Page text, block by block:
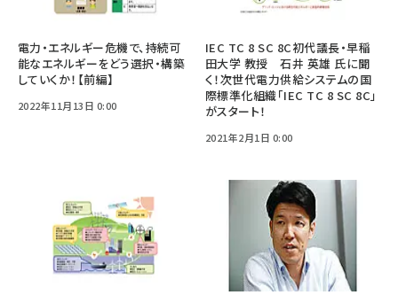
電力・エネルギー危機で、持続可
能なエネルギーをどう選択・構築
していくか！【前編】
2022年11月13日 0:00
IEC TC 8 SC 8C初代議長・早稲
田大学 教授 石井 英雄 氏に聞
く！次世代電力供給システムの国
際標準化組織「IEC TC 8 SC 8C」
がスタート！
2021年2月1日 0:00